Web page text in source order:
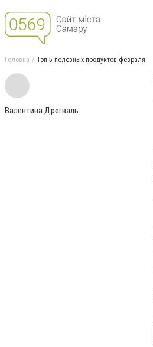
Головна Топ-5 полезных продуктов февраля
Валентина Дрегваль